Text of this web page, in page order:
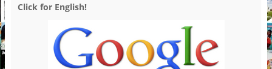
Click for English!